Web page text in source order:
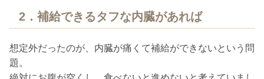
2．補給できるタフな内臓があれば
想定外だったのが、内臓が痛くて補給ができないという問
題。